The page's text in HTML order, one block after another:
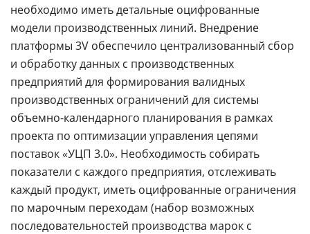
необходимо иметь детальные оцифрованные
модели производственных линий. Внедрение
платформы 3V обеспечило централизованный сбор
и обработку данных с производственных
предприятий для формирования валидных
производственных ограничений для системы
объемно-календарного планирования в рамках
проекта по оптимизации управления цепями
поставок «УЦП 3.0». Необходимость собирать
показатели с каждого предприятия, отслеживать
каждый продукт, иметь оцифрованные ограничения
по марочным переходам (набор возможных
последовательностей производства марок с